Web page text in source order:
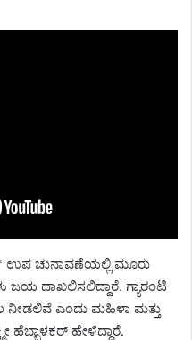
ಉಪ ಚುನಾವಣೆಯಲ್ಲಿ ಮೂರು
ಜಯ ದಾಖಲಿಸಲಿದ್ದಾರೆ. ಗ್ಯಾರಂಟಿ‌
ಎಂದು ಮಹಿಳಾ ಮತ್ತು
ಹೆಬ್ಬಾಳಕರ್ ಹೇಳಿದ್ದಾರೆ.